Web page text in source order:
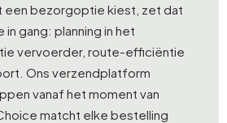
een bezorgoptie kiest, zet dat
gang: planning in het
vervoerder, route-efficiëntie
Ons verzendplatform
vanaf het moment van
matcht elke bestelling